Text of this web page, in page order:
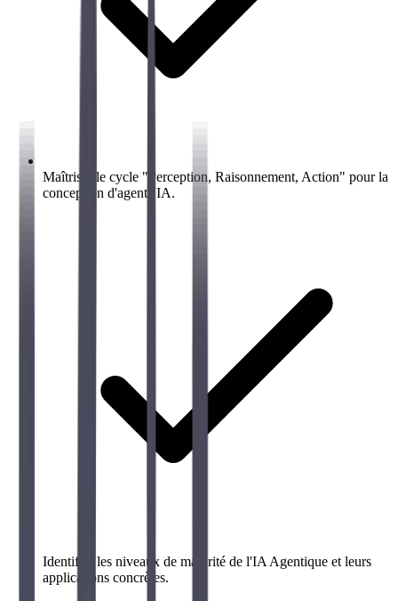
Maîtriser le cycle "Perception, Raisonnement, Action" pour la
conception d'agents IA.
Identifier les niveaux de maturité de l'IA Agentique et leurs
applications concrètes.